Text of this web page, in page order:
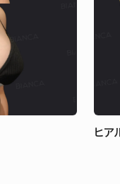
ヒア